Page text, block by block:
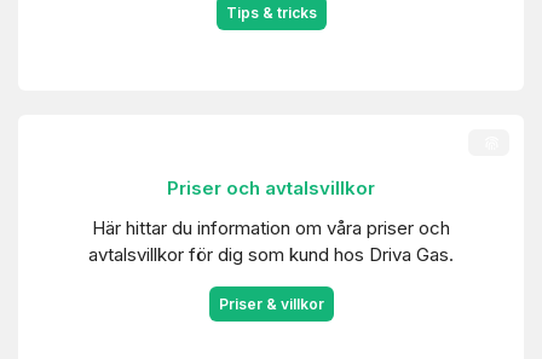
Tips & tricks
Priser och avtalsvillkor
Här hittar du information om våra priser och
avtalsvillkor för dig som kund hos Driva Gas.
Priser & villkor